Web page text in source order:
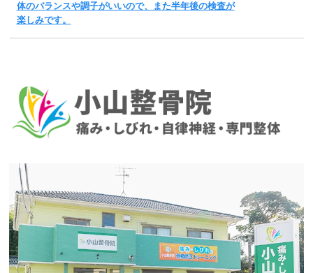
体のバランスや調子がいいので、また半年後の検査が
楽しみです。